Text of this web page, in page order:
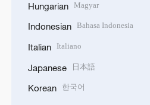
Hungarian Magyar
Indonesian Bahasa Indonesia
Italian Italiano
Japanese 日本語
Korean 한국어